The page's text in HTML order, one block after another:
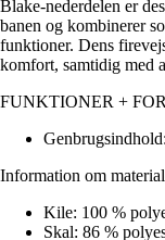
Blake-nederdelen er
banen og kombinerer
funktioner. Dens
komfort, samtidig med
FUNKTIONER +
Information om
Kile: 100 %
Skal: 86 %